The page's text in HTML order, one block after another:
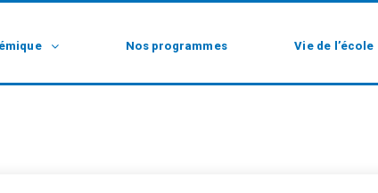
Nos programmes Vie de l’école